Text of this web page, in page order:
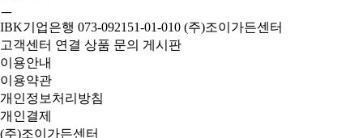
ㅡ
IBK기업은행 073-092151-01-010 (주)조이가든센터
고객센터 연결 상품 문의 게시판
이용안내
이용약관
개인정보처리방침
개인결제
(주)조이가든센터